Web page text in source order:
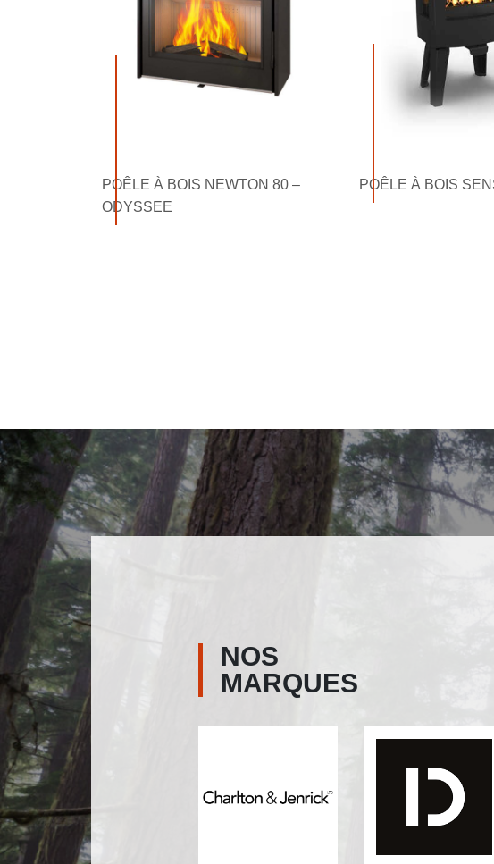
POÊLE À BOIS NEWTON 80 –
ODYSSEE
POÊLE À BOIS
NOS
MARQUES